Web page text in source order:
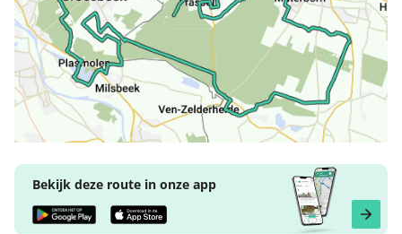
Bekijk deze route in onze app